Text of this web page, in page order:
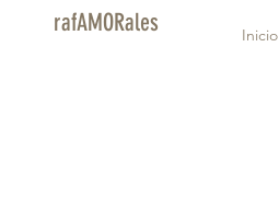
rafAMORales Inicio